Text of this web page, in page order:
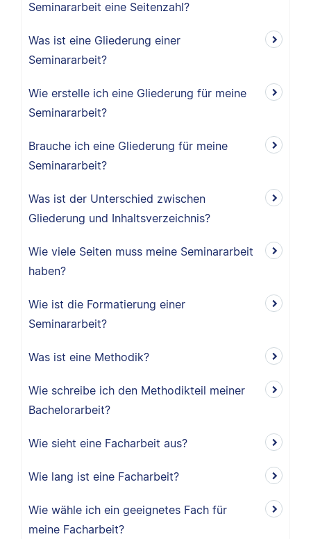
Seminararbeit eine Seitenzahl?
Was ist eine Gliederung einer
Seminararbeit?
Wie erstelle ich eine Gliederung für meine
Seminararbeit?
Brauche ich eine Gliederung für meine
Seminararbeit?
Was ist der Unterschied zwischen
Gliederung und Inhaltsverzeichnis?
Wie viele Seiten muss meine Seminararbeit
haben?
Wie ist die Formatierung einer
Seminararbeit?
Was ist eine Methodik?
Wie schreibe ich den Methodikteil meiner
Bachelorarbeit?
Wie sieht eine Facharbeit aus?
Wie lang ist eine Facharbeit?
Wie wähle ich ein geeignetes Fach für
meine Facharbeit?